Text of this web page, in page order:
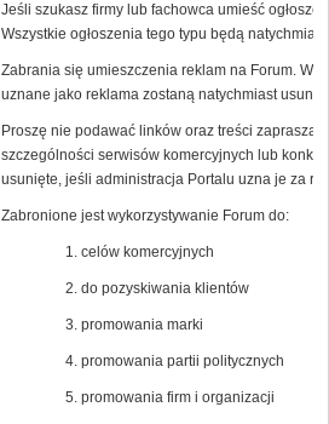
Jeśli szukasz firmy lub fachowca umieść
Wszystkie ogłoszenia tego typu będą
Zabrania się umieszczenia reklam na Forum.
uznane jako reklama zostaną natychmiast
Proszę nie podawać linków oraz treści
szczególności serwisów komercyjnych lub
usunięte, jeśli administracja Portalu uzna je za
Zabronione jest wykorzystywanie Forum do:
celów komercyjnych
do pozyskiwania klientów
promowania marki
promowania partii politycznych
promowania firm i organizacji